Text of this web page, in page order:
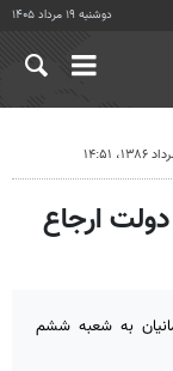
دوشنبه ۱۹ مرداد ۱۴۰۵
ارجاع
به شعبه ششم